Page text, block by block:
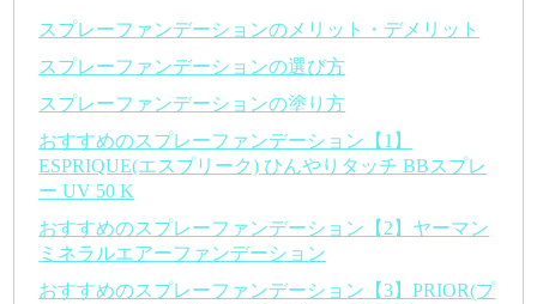
スプレーファンデーションのメリット・デメリット
スプレーファンデーションの選び方
スプレーファンデーションの塗り方
おすすめのスプレーファンデーション【1】
ESPRIQUE(エスプリーク) ひんやりタッチ BBスプレ
ー UV 50 K
おすすめのスプレーファンデーション【2】ヤーマン
ミネラルエアーファンデーション
おすすめのスプレーファンデーション【3】PRIOR(プ